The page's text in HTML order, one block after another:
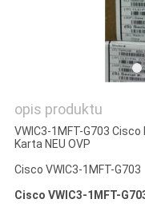
opis produktu
VWIC3-1MFT-G703
Karta NEU OVP
Cisco VWIC3-1MFT-G703
Cisco VWIC3-1MFT-